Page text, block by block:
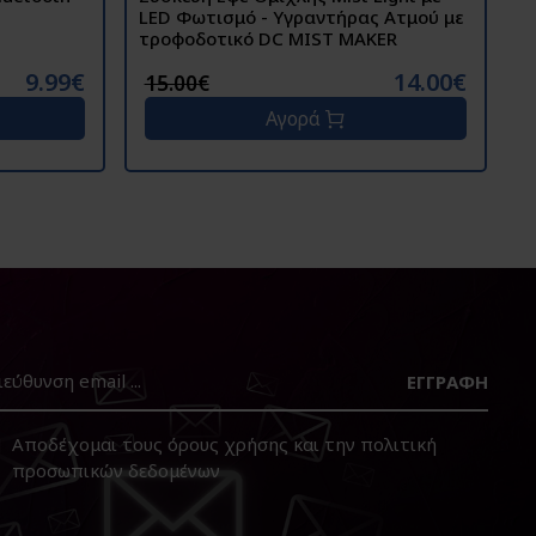
9.99€
LED Φωτισμό - Υγραντήρας Ατμού με
τροφοδοτικό DC MIST MAKER
15.00€ 14.00€
Αγορά
ΕΓΓΡΑΦΉ
Αποδέχομαι τους όρους χρήσης και την πολιτική
προσωπικών δεδομένων